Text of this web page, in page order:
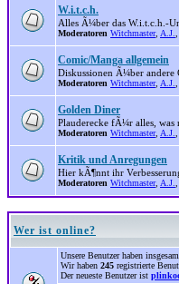
W.i.t.c.h.
Alles Ã¼ber das W.i.t.c.h.-
Moderatoren Witchmaster, A.J.
Comic/Manga allgemein
Diskussionen Ã¼ber andere
Moderatoren Witchmaster, A.J.
Golden Diner
Plauderecke fÃ¼r alles, was
Moderatoren Witchmaster, A.J.
Kritik und Anregungen
Hier kÃ¶nnt ihr
Moderatoren Witchmaster, A.J.
Wer ist online?
Unsere Benutzer haben
Wir haben 245 registrierte
Der neueste Benutzer ist